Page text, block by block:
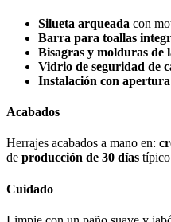
Silueta arqueada con
Barra para toallas
Bisagras y molduras de
Vidrio de seguridad de
Instalación con
Acabados
Herrajes acabados a mano en:
de producción de 30 días
Cuidado